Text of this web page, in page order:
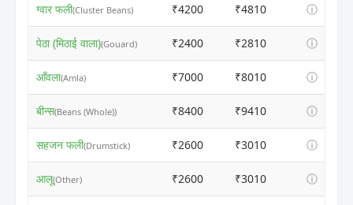
ग्वार फली(Cluster Beans) ₹4200 ₹4810 ⓘ
पेठा (मिठाई वाला)(Gouard) ₹2400 ₹2810 ⓘ
आँवला(Amla) ₹7000 ₹8010 ⓘ
बीन्स(Beans (Whole)) ₹8400 ₹9410 ⓘ
सहजन फली(Drumstick) ₹2600 ₹3010 ⓘ
आलू(Other) ₹2600 ₹3010 ⓘ